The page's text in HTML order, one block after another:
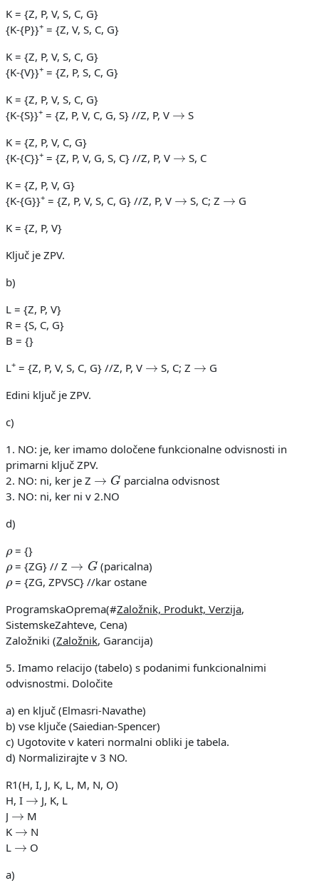
K = {Z, P, V, S, C, G}
{K-{P}}+ = {Z, V, S, C, G}
K = {Z, P, V, S, C, G}
{K-{V}}+ = {Z, P, S, C, G}
K = {Z, P, V, S, C, G}
{K-{S}}+ = {Z, P, V, C, G, S} //Z, P, V
S
K = {Z, P, V, C, G}
{K-{C}}+ = {Z, P, V, G, S, C} //Z, P, V
S, C
K = {Z, P, V, G}
{K-{G}}+ = {Z, P, V, S, C, G} //Z, P, V S, C; Z
G
K = {Z, P, V}
Ključ je ZPV.
b)
L = {Z, P, V}
R = {S, C, G}
B = {}
L+ = {Z, P, V, S, C, G} //Z, P, V S, C; Z
G
Edini ključ je ZPV.
c)
1. NO: je, ker imamo določene funkcionalne odvisnosti in
primarni ključ ZPV.
2. NO: ni, ker je Z → G
parcialna odvisnost
3. NO: ni, ker ni v 2.NO
d)
= {}
ρ= {ZG} // Z G (paricalna)
ρ= {ZG, ZPVSC} //kar ostane
ProgramskaOprema(#Založnik, Produkt, Verzija,
SistemskeZahteve, Cena)
Založniki (Založnik, Garancija)
5. Imamo relacijo (tabelo) s podanimi funkcionalnimi
odvisnostmi. Določite
a) en ključ (Elmasri-Navathe)
b) vse ključe (Saiedian-Spencer)
c) Ugotovite v kateri normalni obliki je tabela.
d) Normalizirajte v 3 NO.
R1(H, I, J, K, L, M, N, O)
H, I → J, K, L
J → M
K → N
L → O
a)